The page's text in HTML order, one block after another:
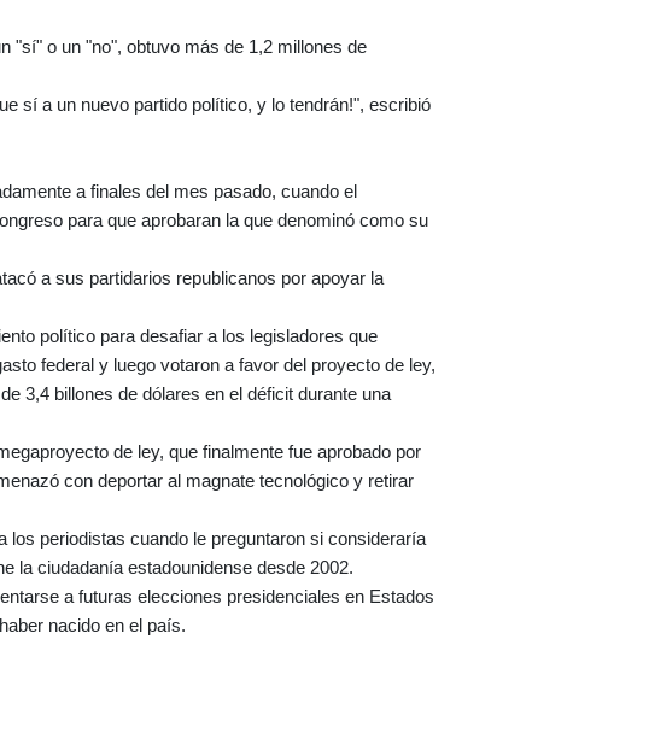
"sí" o un "no", obtuvo más de 1,2 millones de
sí a un nuevo partido político, y lo tendrán!", escribió
a finales del mes pasado, cuando el
para que aprobaran la que denominó como su
a sus partidarios republicanos por apoyar la
político para desafiar a los legisladores que
federal y luego votaron a favor del proyecto de ley,
3,4 billones de dólares en el déficit durante una
de ley, que finalmente fue aprobado por
con deportar al magnate tecnológico y retirar
los periodistas cuando le preguntaron si consideraría
la ciudadanía estadounidense desde 2002.
a futuras elecciones presidenciales en Estados
nacido en el país.